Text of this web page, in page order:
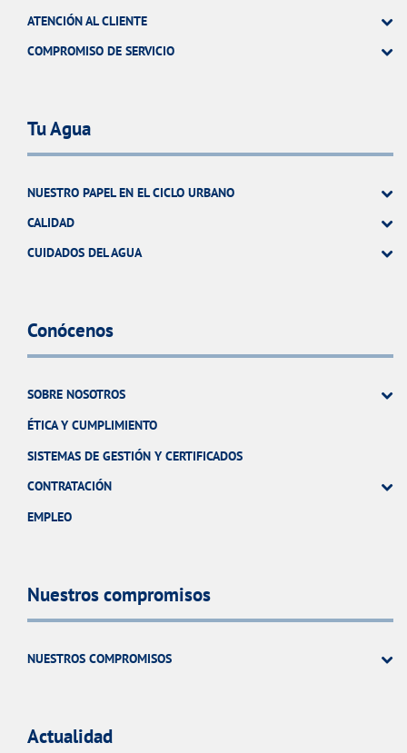
ATENCIÓN AL CLIENTE
COMPROMISO DE SERVICIO
Tu Agua
NUESTRO PAPEL EN EL CICLO URBANO
CALIDAD
CUIDADOS DEL AGUA
Conócenos
SOBRE NOSOTROS
ÉTICA Y CUMPLIMIENTO
SISTEMAS DE GESTIÓN Y CERTIFICADOS
CONTRATACIÓN
EMPLEO
Nuestros compromisos
NUESTROS COMPROMISOS
Actualidad